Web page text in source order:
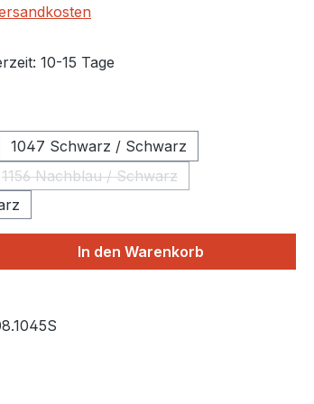
10-15 Tage
1047 Schwarz / Schwarz
zurzeit nicht verfügbar.)
1156 Nachblau / Schwarz
(Diese Option ist zurzeit nicht
den gewünschten Wert
In den Warenkorb